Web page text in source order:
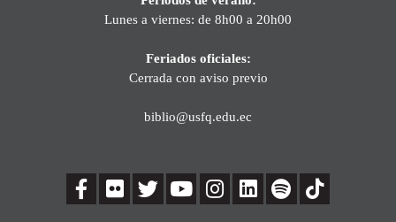
Lunes a viernes: de 8h00 a 20h00
Feriados oficiales:
Cerrada con aviso previo
biblio@usfq.edu.ec